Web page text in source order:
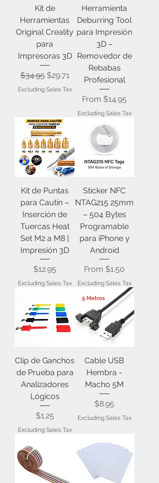
Kit de
Herramientas
Original Creality
para
Impresoras 3D
Regular Price
$34.95 Sale Price
$29.71
Excluding Sales Tax
Herramienta
Deburring Tool
para Impresión
3D –
Removedor de
Rebabas
Profesional
From $14.95
Sale Price
Excluding Sales Tax
Kit de Puntas
para Cautín –
Inserción de
Tuercas Heat
Set M2 a M8 |
Impresión 3D
Price
$12.95
Excluding Sales Tax
Sticker NFC
NTAG215 25mm
– 504 Bytes
Programable
para iPhone y
Android
From $1.50
Sale Price
Excluding Sales Tax
Clip de Ganchos
de Prueba para
Analizadores
Lógicos
Price
$1.25
Excluding Sales Tax
Cable USB
Hembra -
Macho 5M
Price
$8.95
Excluding Sales Tax